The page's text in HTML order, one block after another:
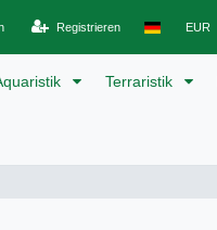
Registrieren EUR
Terraristik